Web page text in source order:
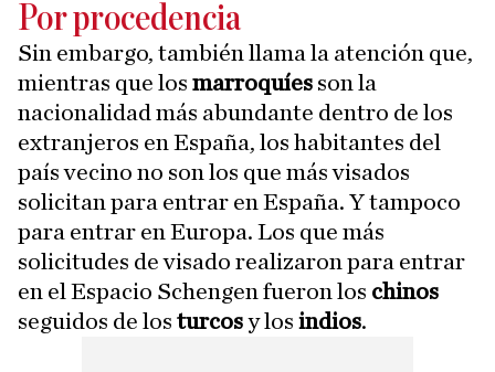
Por procedencia
Sin embargo, también llama la atención que,
mientras que los marroquíes son la
nacionalidad más abundante dentro de los
extranjeros en España, los habitantes del
país vecino no son los que más visados
solicitan para entrar en España. Y tampoco
para entrar en Europa. Los que más
solicitudes de visado realizaron para entrar
en el Espacio Schengen fueron los chinos
seguidos de los turcosy los indios.